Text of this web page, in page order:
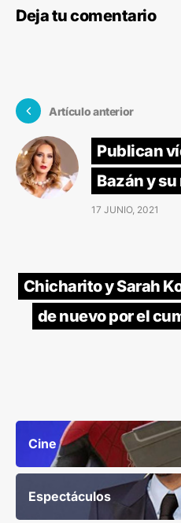
Deja tu comentario
Artículo anterior
Publican
Bazán y
17 JUNIO, 2021
Chicharito y Sarah
de nuevo por el
Cine
Espectáculos